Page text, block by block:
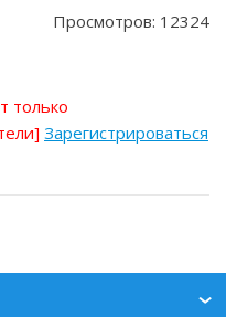
Просмотров: 12324
только
Зарегистрироваться